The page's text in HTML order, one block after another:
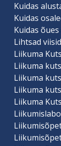
Kuidas
Kuidas
Kuidas
Lihtsad
Liikuma
Liikuma
Liikuma
Liikuma
Liikuma